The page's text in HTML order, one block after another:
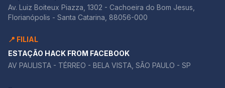
Av. Luiz Boiteux Piazza, 1302 - Cachoeira do Bom Jesus,
Florianópolis - Santa Catarina, 88056-000
📍 FILIAL
ESTAÇÃO HACK FROM FACEBOOK
AV PAULISTA - TÉRREO - BELA VISTA, SÃO PAULO - SP